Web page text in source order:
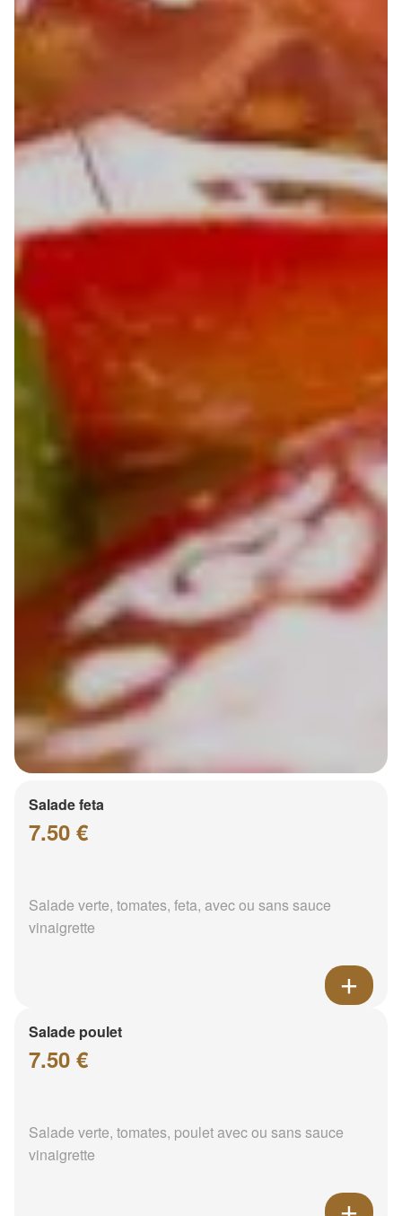
Salade feta
7.50 €
Salade verte, tomates, feta, avec ou sans sauce
vinaigrette
Salade poulet
7.50 €
Salade verte, tomates, poulet avec ou sans sauce
vinaigrette